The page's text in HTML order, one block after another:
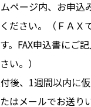
ページ内、お申込
ださい。（ＦＡＸ
。FAX申込書にご
い。）
後、1週間以内に
はメールでお送り